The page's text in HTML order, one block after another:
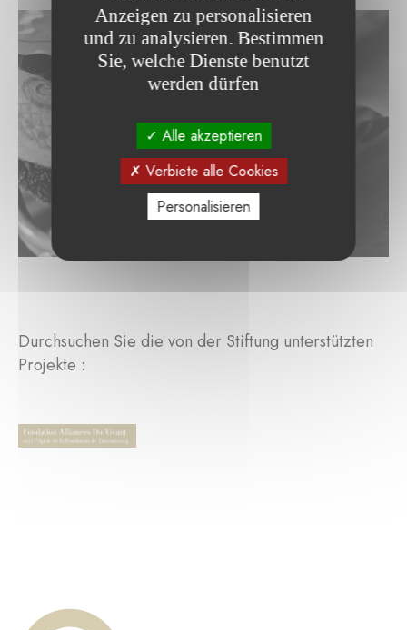
Durchsuchen Sie die von der Stiftung unterstützten
Projekte :
Anzeigen zu personalisieren
und zu analysieren. Bestimmen
Sie, welche Dienste benutzt
werden dürfen
Alle akzeptieren
Verbiete alle Cookies
Personalisieren